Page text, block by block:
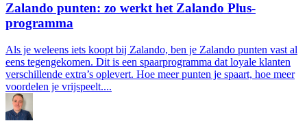
Zalando punten: zo werkt het Zalando Plus-
programma
Als je weleens iets koopt bij Zalando, ben je Zalando punten vast al
eens tegengekomen. Dit is een spaarprogramma dat loyale klanten
verschillende extra’s oplevert. Hoe meer punten je spaart, hoe meer
voordelen je vrijspeelt....